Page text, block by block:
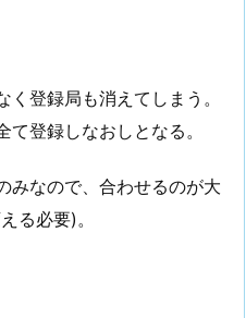
登録局も消えてしまう。
登録しなおしとなる。
みなので、合わせるのが大
る必要)。